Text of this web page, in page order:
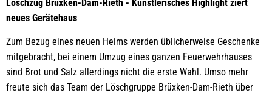
Löschzug Brüxken-Dam-Rieth - Künstlerisches Highlight ziert
neues Gerätehaus
Zum Bezug eines neuen Heims werden üblicherweise Geschenke
mitgebracht, bei einem Umzug eines ganzen Feuerwehrhauses
sind Brot und Salz allerdings nicht die erste Wahl. Umso mehr
freute sich das Team der Löschgruppe Brüxken-Dam-Rieth über